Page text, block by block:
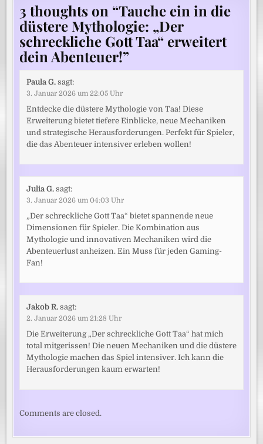
3 thoughts on “Tauche ein in die
düstere Mythologie: „Der
schreckliche Gott Taa“ erweitert
dein Abenteuer!”
Paula G. sagt:
3. Januar 2026 um 22:05 Uhr
Entdecke die düstere Mythologie von Taa! Diese
Erweiterung bietet tiefere Einblicke, neue Mechaniken
und strategische Herausforderungen. Perfekt für Spieler,
die das Abenteuer intensiver erleben wollen!
Julia G. sagt:
3. Januar 2026 um 04:03 Uhr
„Der schreckliche Gott Taa“ bietet spannende neue
Dimensionen für Spieler. Die Kombination aus
Mythologie und innovativen Mechaniken wird die
Abenteuerlust anheizen. Ein Muss für jeden Gaming-
Fan!
Jakob R. sagt:
2. Januar 2026 um 21:28 Uhr
Die Erweiterung „Der schreckliche Gott Taa“ hat mich
total mitgerissen! Die neuen Mechaniken und die düstere
Mythologie machen das Spiel intensiver. Ich kann die
Herausforderungen kaum erwarten!
Comments are closed.